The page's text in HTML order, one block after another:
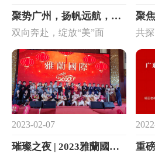
聚势广州，扬帆远航，雅蘭國際与您再赴盛会！
双向奔赴，绽放“美”面 共
2023-02-07
璀璨之夜 | 2023雅蘭國際春茗会 云集八方来客共享盛宴！